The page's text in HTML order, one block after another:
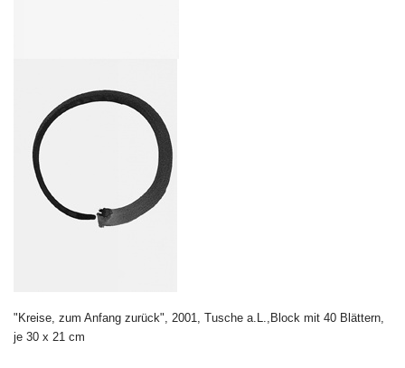
"Kreise, zum Anfang zurück", 2001, Tusche a.L.,Block mit 40 Blättern,
je 30 x 21 cm